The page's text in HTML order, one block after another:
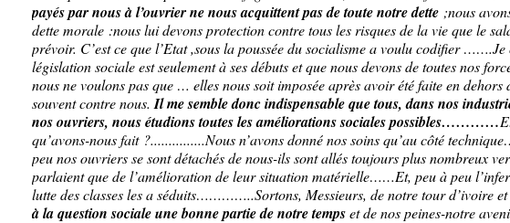
payés par nous à l’ouvrier ne nous acquittent pas de toute notre dette ;nous
dette morale :nous lui devons protection contre tous les risques de la vie que le
prévoir. C’est ce que l’Etat ,sous la poussée du socialisme a voulu codifier …….Je
législation sociale est seulement à ses débuts et que nous devons de toutes nos
nous ne voulons pas que … elles nous soit imposée après avoir été faite en dehors
souvent contre nous.Il me semble donc indispensable que tous, dans nos
nos ouvriers, nous étudions toutes les améliorations sociales possibles…………
qu’avons-nous fait ?...............Nous n’avons donné nos soins qu’au côté
peu nos ouvriers se sont détachés de nous-ils sont allés toujours plus nombreux
parlaient que de l’amélioration de leur situation matérielle……Et, peu à peu
lutte des classes les a séduits…………..Sortons, Messieurs, de notre tour d’ivoire et
à la question sociale une bonne partie de notre tempset de nos peines-notre